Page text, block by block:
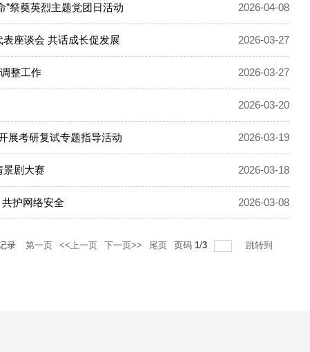
”祭奠英烈主题党团日活动 2026-04-08
表座谈会 共话成长促发展 2026-03-27
整工作 2026-03-27
2026-03-20
展考研复试专题指导活动 2026-03-19
景剧大赛 2026-03-18
护网络安全 2026-03-08
录 第一页 <<上一页 下一页>> 尾页 页码 1/3 跳转到